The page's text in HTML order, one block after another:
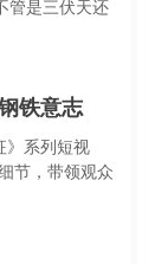
管是三伏天还
铁意志
》系列短视
节，带领观众